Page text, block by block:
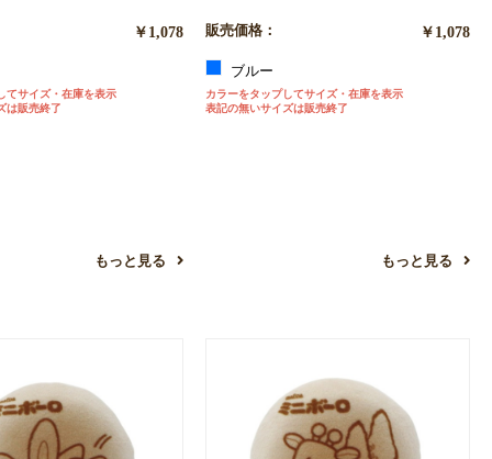
￥1,078
てサイズ・在庫を表示
は販売終了
もっと見る
販売価格： ￥1,078
ブルー
カラーをタップしてサイズ・在庫を表示
表記の無いサイズは販売終了
もっと見る